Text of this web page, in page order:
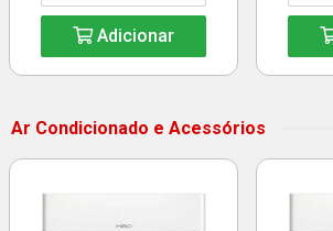
Adicionar
Ar Condicionado e Acessórios